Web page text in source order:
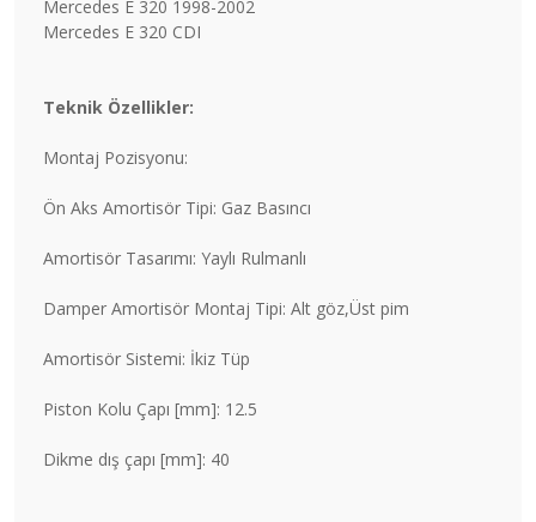
Mercedes E 320 1998-2002
Mercedes E 320 CDI
Teknik Özellikler:
Montaj Pozisyonu:
Ön Aks Amortisör Tipi: Gaz Basıncı
Amortisör Tasarımı: Yaylı Rulmanlı
Damper Amortisör Montaj Tipi: Alt göz,Üst pim
Amortisör Sistemi: İkiz Tüp
Piston Kolu Çapı [mm]: 12.5
Dikme dış çapı [mm]: 40